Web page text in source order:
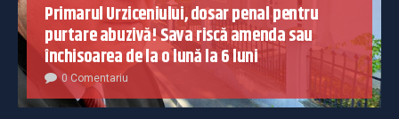
Primarul Urziceniului, dosar penal pentru
purtare abuzivă! Sava riscă amenda sau
închisoarea de la o lună la 6 luni
0 Comentariu